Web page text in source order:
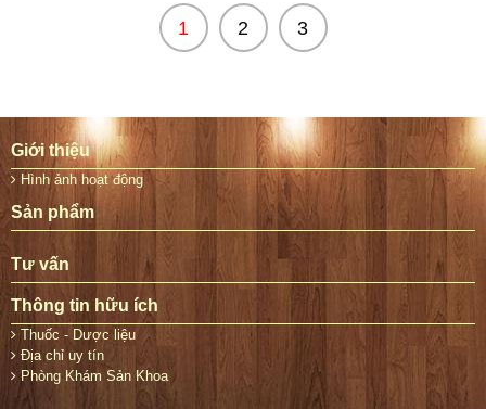
1 2 3
Giới thiệu
Hình ảnh hoạt động
Sản phẩm
Tư vấn
Thông tin hữu ích
Thuốc - Dược liệu
Địa chỉ uy tín
Phòng Khám Sản Khoa